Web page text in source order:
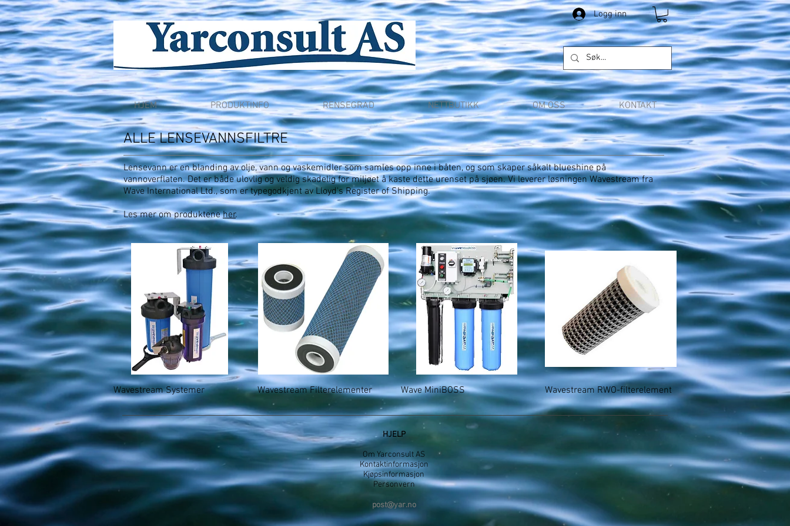
Logg inn
HJEM PRODUKTINFO RENSEGRAD NETTBUTIKK OM OSS KONTAKT
ALLE LENSEVANNSFILTRE
Lensevann er en blanding av olje, vann og vaskemidler som samles opp inne i båten, og som skaper såkalt blueshine på
vannoverflaten. Det er både ulovlig og veldig skadelig for miljøet å kaste dette urenset på sjøen. Vi leverer løsningen Wavestream fra
Wave International Ltd., som er typegodkjent av Lloyd's Register of Shipping.
Les mer om produkteneher.
Hurtigvisning
Wavestream Systemer Hurtigvisning
Wavestream Filterelementer Hurtigvisning
Wave MiniBOSS Hurtigvisning
Wavestream RWO-filterelement
HJELP
Om Yarconsult AS
Kontaktinformasjon
Kjøpsinformasjon
Personvern
post@yar.no